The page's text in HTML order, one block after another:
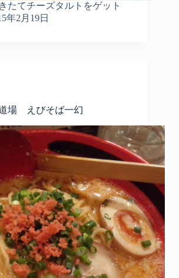
たてチーズタルトをゲット
年2月19日
場 えびそば一幻